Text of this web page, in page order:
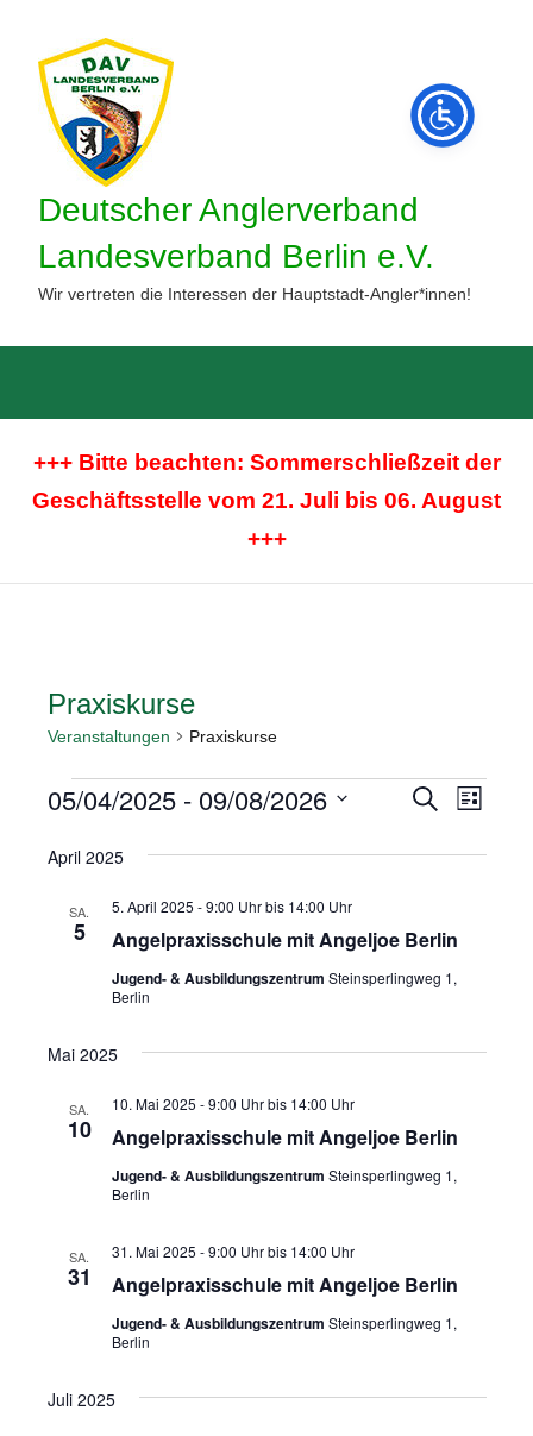
springen
Deutscher Anglerverband
Landesverband Berlin e.V.
Wir vertreten die Interessen der Hauptstadt-Angler*innen!
+++ Bitte beachten: Sommerschließzeit der
Geschäftsstelle vom 21. Juli bis 06. August
+++
Praxiskurse
Veranstaltungen Praxiskurse
Veranstaltungen Suche
Liste
05/04/2025 - 09/08/2026
wählen.
April 2025
SA.
5 Angelpraxisschule mit Angeljoe Berlin
5. April 2025 - 9:00 Uhrbis 14:00 Uhr
Jugend- & Ausbildungszentrum Steinsperlingweg 1,
Berlin
Mai 2025
SA.
10 Angelpraxisschule mit Angeljoe Berlin
10. Mai 2025 - 9:00 Uhrbis 14:00 Uhr
Jugend- & Ausbildungszentrum Steinsperlingweg 1,
Berlin
SA.
31 Angelpraxisschule mit Angeljoe Berlin
31. Mai 2025 - 9:00 Uhrbis 14:00 Uhr
Jugend- & Ausbildungszentrum Steinsperlingweg 1,
Berlin
Juli 2025